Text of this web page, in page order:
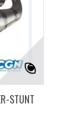
STUNT